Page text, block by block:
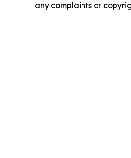
any complaints or